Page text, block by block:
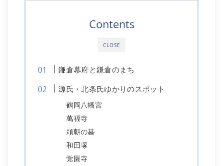
CLOSE
Contents
鎌倉幕府と鎌倉のまち
源氏・北条氏ゆかりのスポット
鶴岡八幡宮
萬福寺
頼朝の墓
和田塚
覚園寺